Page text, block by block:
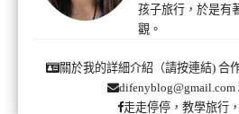
孩子旅行，於是有
觀。
關於我的詳細介紹（請按連結)合
difenyblog@gmail.com
走走停停，教學旅行